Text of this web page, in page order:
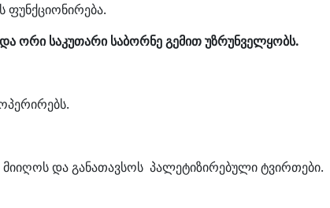
ფუნქციონირება.
ორისაკუთარი საბორნეგემითუზრუნველყობს.
მიიღოს და განათავსოს პალეტიზირებული ტვირთები.